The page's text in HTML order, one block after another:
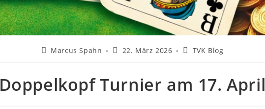
Beitrags-
Marcus Spahn
Beitrag
22. März 2026
Beitrags-
TVK Blog
Doppelkopf Turnier am 17. April